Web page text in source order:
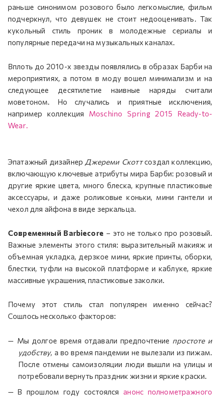
раньше синонимом розового было легкомыслие, фильм
подчеркнул, что девушек не стоит недооценивать. Так
кукольный стиль проник в молодежные сериалы и
популярные передачи на музыкальных каналах.
Вплоть до 2010-х звезды появлялись в образах Барби на
мероприятиях, а потом в моду вошел минимализм и на
следующее десятилетие наивные наряды считали
моветоном. Но случались и приятные исключения,
например коллекция Moschino Spring 2015 Ready-to-
Wear.
Эпатажный дизайнер Джереми Скоттсоздал коллекцию,
включающую ключевые атрибуты мира Барби: розовый и
другие яркие цвета, много блеска, крупные пластиковые
аксессуары, и даже роликовые коньки, мини гантели и
чехол для айфона в виде зеркальца.
Современный Barbiecore – это не только про розовый.
Важные элементы этого стиля: выразительный макияж и
объемная укладка, дерзкое мини, яркие принты, оборки,
блестки, туфли на высокой платформе и каблуке, яркие
массивные украшения, пластиковые заколки.
Почему этот стиль стал популярен именно сейчас?
Сошлось несколько факторов:
Мы долгое время отдавали предпочтение простоте и
удобству, а во время пандемии не вылезали из пижам.
После отмены самоизоляции люди вышли на улицы и
потребовали вернуть праздник жизни и яркие краски.
В прошлом году состоялсяанонс полнометражного